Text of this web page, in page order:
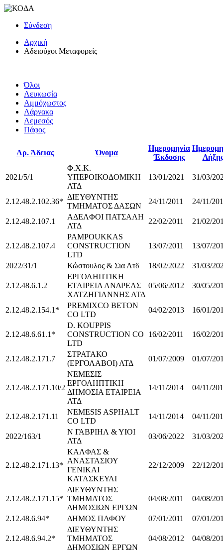
Σύνδεση
Αρχική
Αδειούχοι Μεταφορείς
Όλοι
Λευκωσία
Αμμόχωστος
Λάρνακα
Λεμεσός
Πάφος
Αρ. Άδειας Όνομα
Ημερομηνία
Έκδοσης
2021/5/1
Φ.Χ.Κ.
ΥΠΕΡΟΙΚΟΔΟΜΙΚΗ
ΛΤΔ
13/01/2021 31/03/
2.12.48.2.102.36*
ΔΙΕΥΘΥΝΤΗΣ
ΤΜΗΜΑΤΟΣ ΔΑΣΩΝ
24/11/2011 24/11/
2.12.48.2.107.1
ΑΔΕΛΦΟΙ ΠΑΤΣΑΛΗ
ΛΤΔ
22/02/2011 21/02/
2.12.48.2.107.4
PAMPOUKKAS
CONSTRUCTION
LTD
13/07/2011 13/07/
2022/31/1 Κώστουλος & Σια Λτδ 18/02/2022 31/03/
2.12.48.6.1.2
ΕΡΓΟΛΗΠΤΙΚΗ
ΕΤΑΙΡΕΙΑ ΑΝΔΡΕΑΣ
ΧΑΤΖΗΓΙΑΝΝΗΣ ΛΤΔ
05/06/2012 30/05/
2.12.48.2.154.1*
PREMIXCO BETON
CO LTD
04/02/2013 16/01/
2.12.48.6.61.1*
D. KOUPPIS
CONSTRUCTION CO
LTD
16/02/2011 16/02/
2.12.48.2.171.7
ΣΤΡΑΤΑΚΟ
(ΕΡΓΟΛΑΒΟΙ) ΛΤΔ
01/07/2009 01/07/
2.12.48.2.171.10/2
ΝΕΜΕΣΙΣ
ΕΡΓΟΛΗΠΤΙΚΗ
ΔΗΜΟΣΙΑ ΕΤΑΙΡΕΙΑ
ΛΤΔ
14/11/2014 04/11/
2.12.48.2.171.11
NEMESIS ASPHALT
CO LTD
14/11/2014 04/11/
2022/163/1
Ν ΓΑΒΡΙΗΛ & ΥΙΟΙ
ΛΤΔ
03/06/2022 31/03/
2.12.48.2.171.13*
ΚΑΛΦΑΣ &
ΑΝΑΣΤΑΣΙΟΥ
ΓΕΝΙΚΑΙ
ΚΑΤΑΣΚΕΥΑΙ
22/12/2009 22/12/
2.12.48.2.171.15*
ΔΙΕΥΘΥΝΤΗΣ
ΤΜΗΜΑΤΟΣ
ΔΗΜΟΣΙΩΝ ΕΡΓΩΝ
04/08/2011 04/08/
2.12.48.6.94* ΔΗΜΟΣ ΠΑΦΟΥ 07/01/2011 07/01/
2.12.48.6.94.2*
ΔΙΕΥΘΥΝΤΗΣ
ΤΜΗΜΑΤΟΣ
ΔΗΜΟΣΙΩΝ ΕΡΓΩΝ
04/08/2012 04/08/